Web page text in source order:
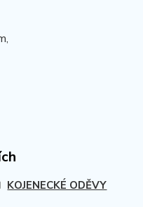
KOJENECKÉ ODĚVY